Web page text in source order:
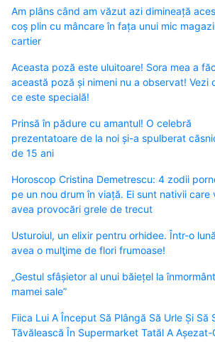
Am plâns când am văzut azi dimineață
coș plin cu mâncare în fața unui mic
cartier
Aceasta poză este uluitoare! Sora mea a
această poză și nimeni nu a observat! Vezi
ce este specială!
Prinsă în pădure cu amantul! O celebră
prezentatoare de la noi și-a spulberat
de 15 ani
Horoscop Cristina Demetrescu: 4 zodii
pe un nou drum în viață. Ei sunt nativii care
avea provocări grele de trecut
Usturoiul, un elixir pentru orhidee. Într-o
avea o mulţime de flori frumoase!
„Gestul sfâșietor al unui băiețel la
mamei sale”
Fiica Lui A Început Să Plângă Să Urle Și Să
Tăvălească În Supermarket Tatăl A Așezat-